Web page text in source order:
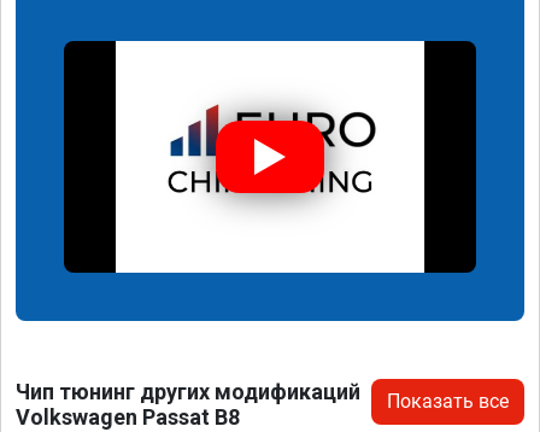
Чип тюнинг других модификаций
Volkswagen Passat B8
Показать все